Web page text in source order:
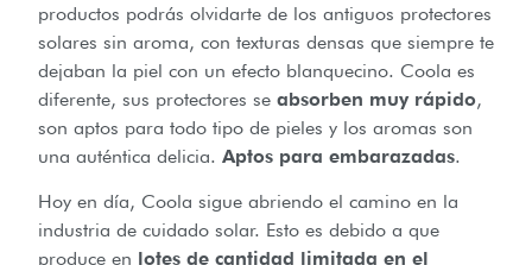
productos podrás olvidarte de los antiguos protectores
solares sin aroma, con texturas densas que siempre te
dejaban la piel con un efecto blanquecino. Coola es
diferente, sus protectores se absorben muy rápido,
son aptos para todo tipo de pieles y los aromas son
una auténtica delicia. Aptos para embarazadas.
Hoy en día, Coola sigue abriendo el camino en la
industria de cuidado solar. Esto es debido a que
produce en lotes de cantidad limitada en el